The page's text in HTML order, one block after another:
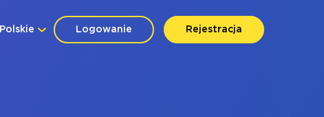
Logowanie Rejestracja
Polskie